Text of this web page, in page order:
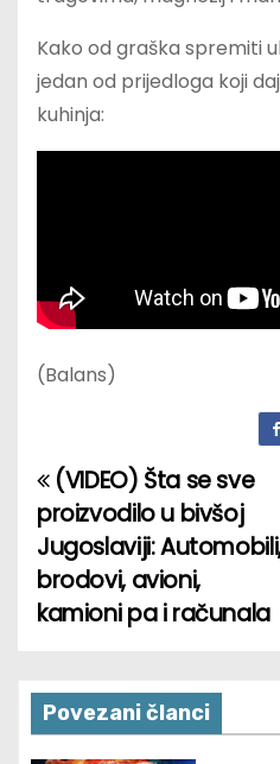
Kako od graška spremiti
jedan od prijedloga koji
kuhinja:
(Balans)
P
o
s
n
a
(VIDEO) Šta se sve
proizvodilo u bivšoj
Jugoslaviji:
brodovi, avioni,
kamioni pa i računala
Povezani članci